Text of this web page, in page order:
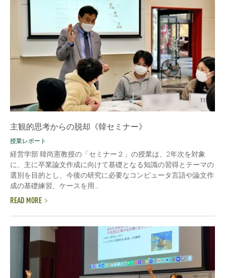
主観的思考からの脱却《韓セミナー》
授業レポート
経営学部 韓尚憲教授の「セミナー２」の授業は、2年次を対象
に、主に卒業論文作成に向けて基礎となる知識の習得とテーマの
選別を目的とし、今後の研究に必要なコンピュータ言語や論文作
成の基礎練習、ケースを用...
READ MORE